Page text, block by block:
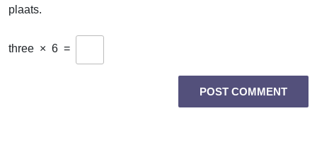
plaats.
three × 6 =